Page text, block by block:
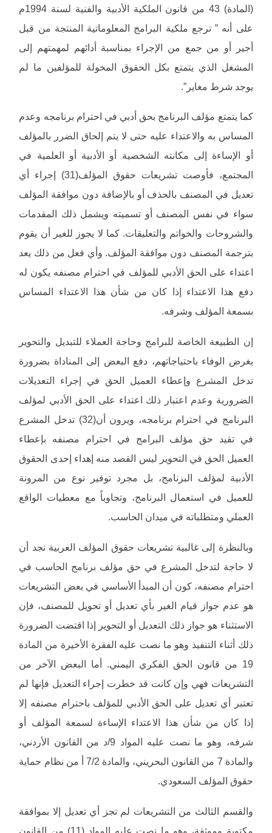
(المادة) 43 من قانون الملكية الأدبية والفنية لسنة 1994م
على أنه ” ترجع ملكية البرامج المعلوماتية المنتجة من قبل
أجير أو من جمع من الإجراء بمناسبة أدائهم لمهمتهم إلى
المشغل الذي يتمتع بكل الحقوق المخولة للمؤلفين ما لم
يوجد شرط مغاير”.
كما يتمتع مؤلف البرنامج بحق أدبي في احترام برنامجه وعدم
المساس به والاعتداء عليه حتى لا يتم إلحاق الضرر بالمؤلف
أو الإساءة إلى مكانته الشخصية أو الأدبية أو العلمية في
المجتمع، فأوصت تشريعات حقوق المؤلف(31) إجراء أي
تعديل في المصنف بالحذف أو بالإضافة دون موافقة المؤلف
سواء في نفس المصنف أو تسميته ويشمل ذلك المقدمات
والشروحات والخواتم والتعليقات. كما لا يجوز للغير أن يقوم
بترجمة المصنف دون موافقة المؤلف. وأي فعل من ذلك يعد
اعتداء على الحق الأدبي للمؤلف في احترام مصنفه يكون له
دفع هذا الاعتداء إذا كان من شأن هذا الاعتداء المساس
بسمعة المؤلف وشرفه.
إن الطبيعة الخاصة للبرامج وحاجة العملاء للتبديل والتحوير
بغرض الوفاء باحتياجاتهم، دفع البعض إلى المناداة بضرورة
تدخل المشرع وإعطاء العميل الحق في إجراء التعديلات
الضرورية وعدم اعتبار ذلك اعتداء على الحق الأدبي لمؤلف
البرنامج في احترام برنامجه، ويرون أن(32) تدخل المشرع
في تقيد حق مؤلف البرامج في احترام مصنفه بإعطاء
العميل الحق في التحوير ليس القصد منه إهداء إحدى الحقوق
الأدبية لمؤلف البرنامج، بل مجرد توفير نوع من المرونة
للعميل في استعمال البرنامج، وتجاوباً مع معطيات الواقع
العملي ومتطلباته في ميدان الحاسب.
وبالنظرة إلى غالبية تشريعات حقوق المؤلف العربية نجد أن
لا حاجة لتدخل المشرع في حق مؤلف برنامج الحاسب في
احترام مصنفه، كون أن المبدأ الأساسي في بعض التشريعات
هو عدم جواز قيام الغير بأي تعديل أو تحويل للمصنف، فإن
الاستثناء هو جواز ذلك التعديل أو التحوير إذا اقتضت الضرورة
ذلك أثناء التنفيذ وهو ما نصت عليه الفقرة الأخيرة من المادة
19 من قانون الحق الفكري اليمني. أما البعض الآخر من
التشريعات فهي وإن كانت قد خطرت إجراء التعديل فإنها لم
تعتبر أي تعديل على الحق الأدبي للمؤلف باحترام مصنفه إلا
إذا كان من شأن هذا الاعتداء الإساءة لسمعة المؤلف أو
شرفه، وهو ما نصت عليه المواد 9/د من القانون الأردني،
والمادة 7 من القانون البحريني، والمادة 7/2 أ من نظام حماية
حقوق المؤلف السعودي.
والقسم الثالث من التشريعات لم تجز أي تعديل إلا بموافقة
مكتوبة وموثقة، وهو ما نصت عليه المواد (11) من القانون